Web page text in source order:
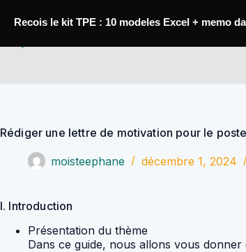
Rédiger une lettre de motivation pour le
moisteephane décembre 1, 2024
I. Introduction
Présentation du thème
Dans ce guide, nous allons vous
Recois le kit TPE : 10 modeles Excel + memo